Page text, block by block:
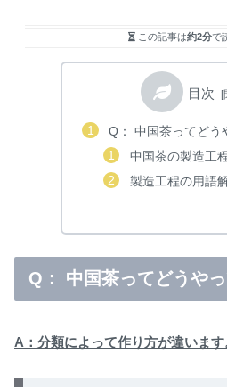
この記事は約2分で
目次
Q： 中国茶ってどう
中国茶の製造工
製造工程の用語
Q： 中国茶ってどうや
A：分類によって作り方が違いま